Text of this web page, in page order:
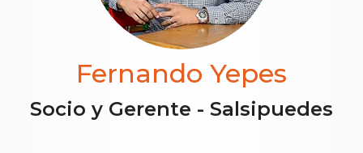
Fernando Yepes
Socio y Gerente - Salsipuedes